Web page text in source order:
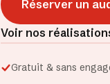
Réserver un
Voir nos
Gratuit & sans